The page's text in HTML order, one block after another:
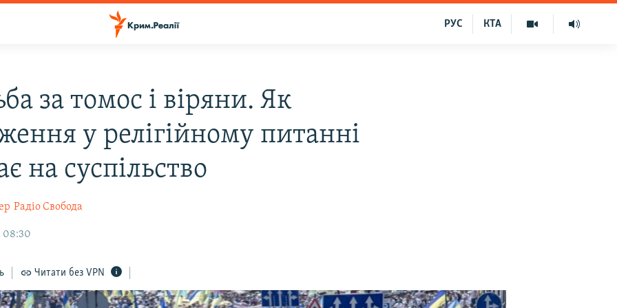
КТА
РУС
за томос і віряни. Як
у релігійному питанні
на суспільство
Радіо Свобода
08:30
Читати без VPN